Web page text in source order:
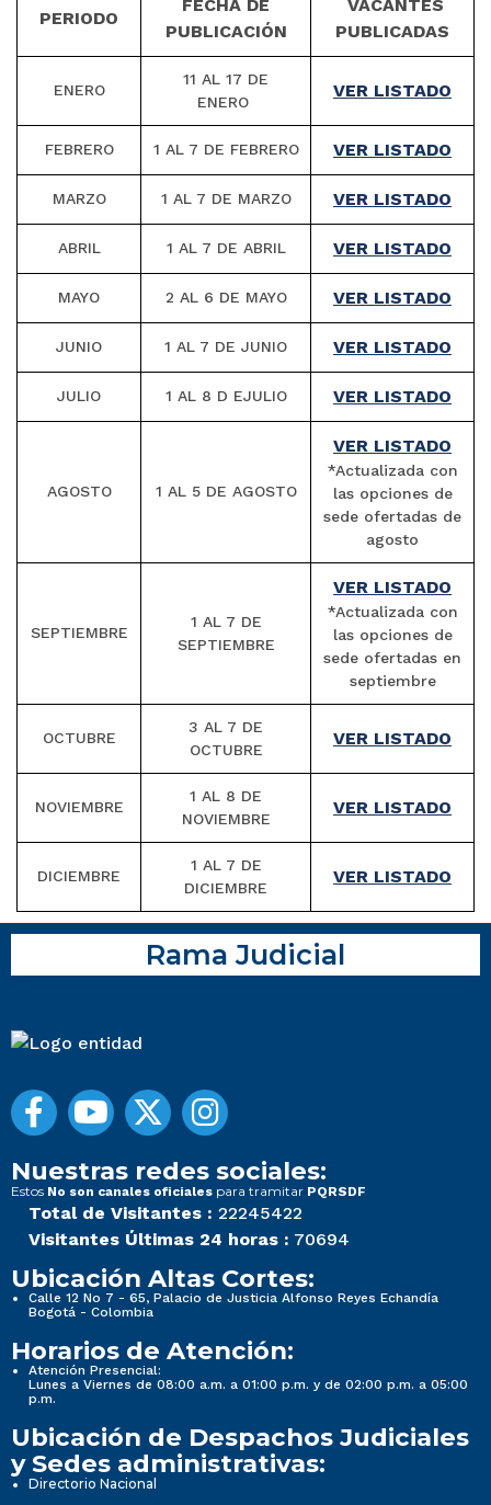
PERIODO
FECHA DE
PUBLICACIÓN
VACANTES
PUBLICADAS
ENERO
11 AL 17 DE
ENERO
VER LISTADO
FEBRERO 1 AL 7 DE FEBRERO VER LISTADO
MARZO 1 AL 7 DE MARZO VER LISTADO
ABRIL 1 AL 7 DE ABRIL VER LISTADO
MAYO 2 AL 6 DE MAYO VER LISTADO
JUNIO 1 AL 7 DE JUNIO VER LISTADO
JULIO 1 AL 8 D EJULIO VER LISTADO
AGOSTO 1 AL 5 DE AGOSTO
VER LISTADO
*Actualizada con
las opciones de
sede ofertadas de
agosto
SEPTIEMBRE
1 AL 7 DE
SEPTIEMBRE
VER LISTADO
*Actualizada con
las opciones de
sede ofertadas en
septiembre
OCTUBRE
3 AL 7 DE
OCTUBRE
VER LISTADO
NOVIEMBRE
1 AL 8 DE
NOVIEMBRE
VER LISTADO
DICIEMBRE
1 AL 7 DE
DICIEMBRE
VER LISTADO
Rama Judicial
Nuestras redes sociales:
Estos No son canales oficiales para tramitar PQRSDF
Total de Visitantes : 22245422
Visitantes Últimas 24 horas : 70694
Ubicación Altas Cortes:
Calle 12 No 7 - 65, Palacio de Justicia Alfonso Reyes Echandía
Bogotá - Colombia
Horarios de Atención:
Atención Presencial:
Lunes a Viernes de 08:00 a.m. a 01:00 p.m. y de 02:00 p.m. a 05:00
p.m.
Ubicación de Despachos Judiciales
y Sedes administrativas:
Directorio Nacional